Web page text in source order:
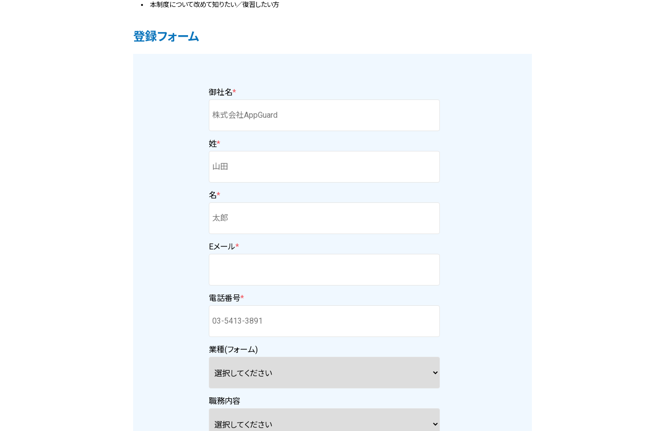
本制度について改めて知りたい／復習したい方
登録フォーム
御社名*
姓*
名*
Eメール*
電話番号*
業種(フォーム)
職務内容